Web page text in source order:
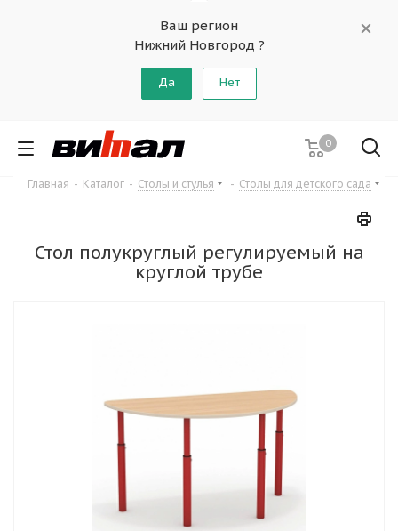
Ваш регион
Нижний Новгород ?
Да Нет
0
Главная - Каталог - Столы и стулья - Столы для детского сада
Стол полукруглый регулируемый на
круглой трубе